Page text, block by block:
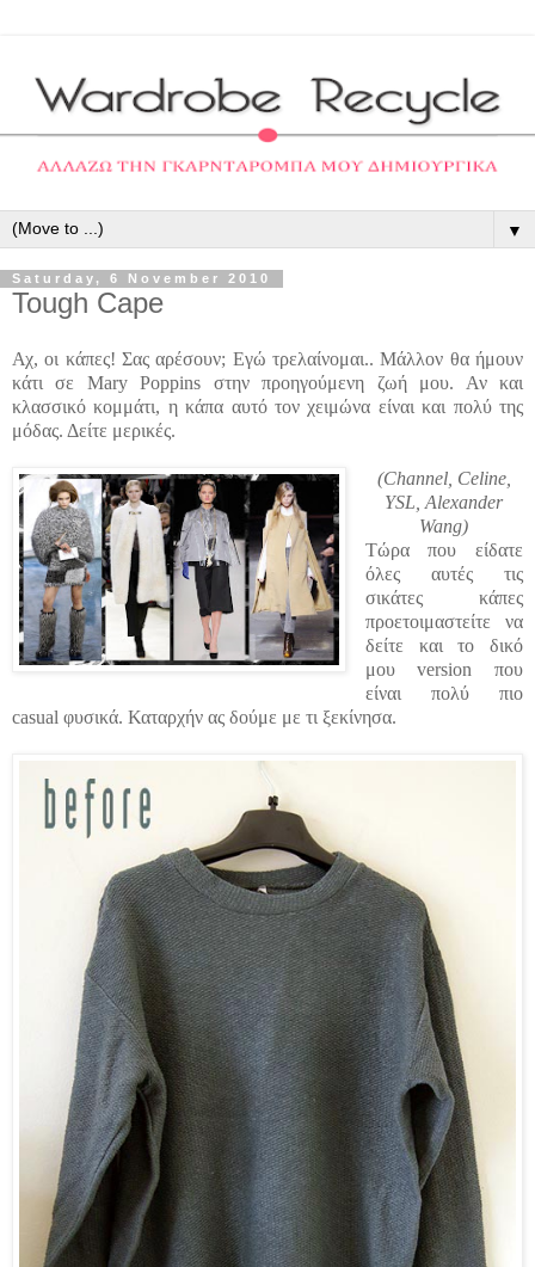
▼
Saturday, 6 November 2010
Tough Cape
Αχ, οι κάπες! Σας αρέσουν; Εγώ τρελαίνομαι.. Μάλλον θα ήμουν
κάτι σε Mary Poppins στην προηγούμενη ζωή μου. Αν και
κλασσικό κομμάτι, η κάπα αυτό τον χειμώνα είναι και πολύ της
μόδας. Δείτε μερικές.
(Channel, Celine,
YSL, Alexander
Wang)
Τώρα που είδατε
όλες αυτές τις
σικάτες κάπες
προετοιμαστείτε να
δείτε και το δικό
μουversion που
είναι πολύ πιο
casual φυσικά. Καταρχήν ας δούμε με τι ξεκίνησα.